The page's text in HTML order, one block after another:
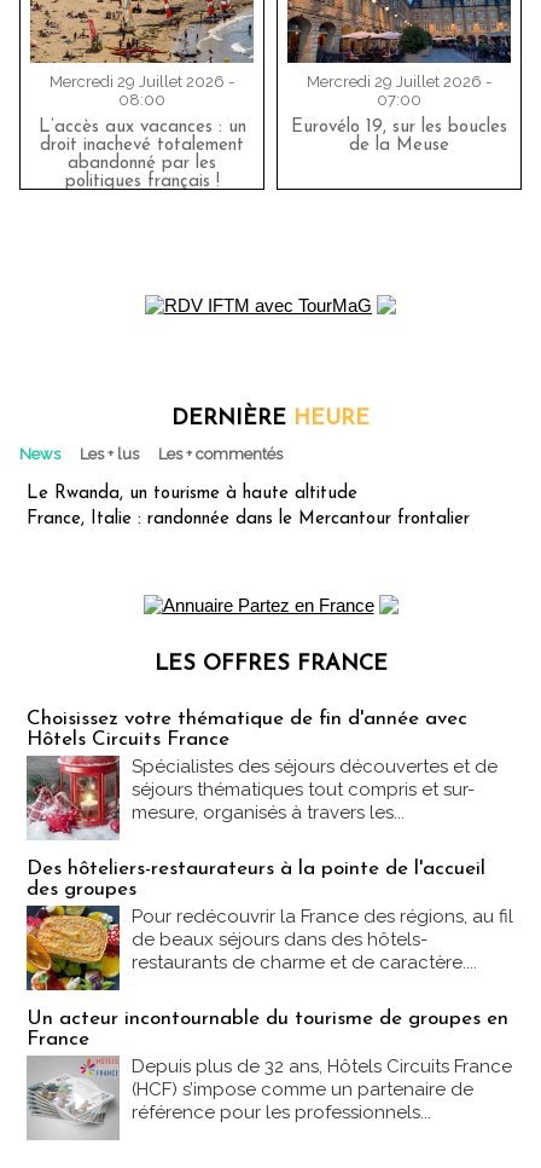
Mercredi 29 Juillet 2026 -
08:00
L’accès aux vacances : un
droit inachevé totalement
abandonné par les
politiques français !
Mercredi 29 Juillet 2026 -
07:00
Eurovélo 19, sur les boucles
de la Meuse
DERNIÈRE HEURE
News Les + lus Les + commentés
Le Rwanda, un tourisme à haute altitude
France, Italie : randonnée dans le Mercantour frontalier
LES OFFRES FRANCE
Choisissez votre thématique de fin d'année avec
Hôtels Circuits France
Spécialistes des séjours découvertes et de
séjours thématiques tout compris et sur-
mesure, organisés à travers les...
Des hôteliers-restaurateurs à la pointe de l'accueil
des groupes
Pour redécouvrir la France des régions, au fil
de beaux séjours dans des hôtels-
restaurants de charme et de caractère....
Un acteur incontournable du tourisme de groupes en
France
Depuis plus de 32 ans, Hôtels Circuits France
(HCF) s’impose comme un partenaire de
référence pour les professionnels...